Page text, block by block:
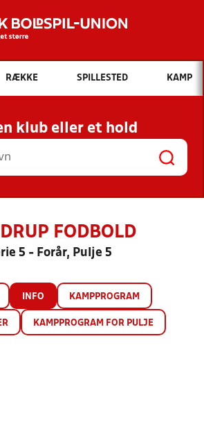
Hvad vil du søge efter?
INDHOLD OG NYHEDER
RESULTATER, KLUBBER OG
HOLD
RÆKKE SPILLESTED KAMP
klub eller et hold
FODBOLD
5 - Forår, Pulje 5
INFO KAMPPROGRAM
KAMPPROGRAM FOR PULJE